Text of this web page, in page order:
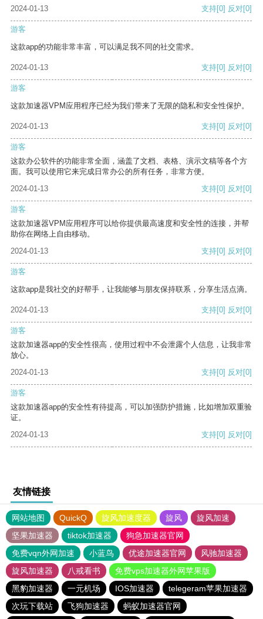
2024-01-13 支持[0] 反对[0]
游客
这款app的功能非常丰富，可以满足我不同的社交需求。
2024-01-13 支持[0] 反对[0]
游客
这款加速器VPM应用程序已经为我们带来了无限的隐私和安全性保护。
2024-01-13 支持[0] 反对[0]
游客
这款办公软件的功能非常全面，涵盖了文档、表格、演示文稿等各个方
面。我可以使用它来完成日常办公的所有任务，非常方便。
2024-01-13
支持[0] 反对[0]
游客
这款加速器VPM应用程序可以给你提供最高速度和安全性的连接，并帮
助你在网络上自由移动。
2024-01-13
支持[0] 反对[0]
游客
这款app是我社交的好帮手，让我能够与朋友保持联系，分享生活点滴。
2024-01-13 支持[0] 反对[0]
游客
这款加速器app的安全性很高，使用过程中不会泄露个人信息，让我非常
放心。
2024-01-13
支持[0] 反对[0]
游客
这款加速器app的安全性有待提高，可以加强防护措施，比如增加双重验
证。
2024-01-13
支持[0] 反对[0]
友情链接
网站地图 QuickQ 旋风加速度器 旋风
旋风加速
坚果加速器
tiktok加速器
狗急加速器官网
免费vqn外网加速
小蓝鸟 优途加速器官网
风驰加速器
旋风加速器
八戒看书
免费vps加速器外网苹果版
黑豹加速器
一元机场 IOS加速器
telegeram苹果加速器
次玩下载站
飞狗加速器 蚂蚁加速器官网